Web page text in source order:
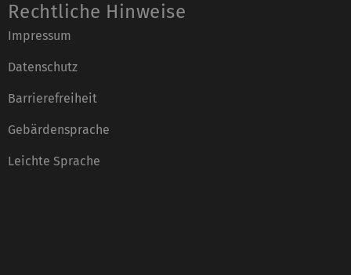
Rechtliche Hinweise
Impressum
Datenschutz
Barrierefreiheit
Gebärdensprache
Leichte Sprache